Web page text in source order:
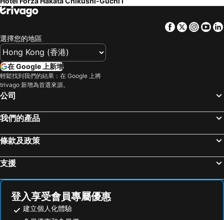
Facebook
Twitter
選擇您的地區
在 Google 上新增
輕鬆找到我們的結果：在 Google 上將
trivago 新增為首選來源。
公司
我們的產品
條款及政策
支援
登入享受會員專屬優惠
建立個人化體驗